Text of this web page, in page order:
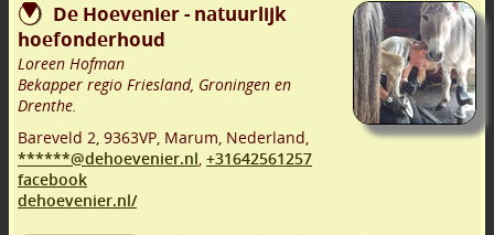
De Hoevenier - natuurlijk
hoefonderhoud
Loreen Hofman
Bekapper regio Friesland, Groningen en
Drenthe.
Bareveld 2, 9363VP, Marum, Nederland,
******@dehoevenier.nl, +31642561257
facebook
dehoevenier.nl/